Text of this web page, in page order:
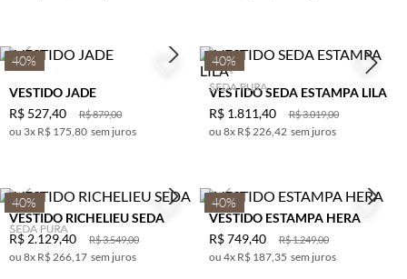
ROXO
UVA
VERDE
VERMELHO
BERINJELA
FERRUGEM
AZUL DENIN
40%
VESTIDO JADE
R$879,00
R$ 527,40
3x R$ 175,80 sem juros
40%
VESTIDO SEDA ESTAMPA LILA
R$3.019,00
R$ 1.811,40
8x R$ 226,42 sem juros
40%
VESTIDO RICHELIEU SEDA
R$3.549,00
R$ 2.129,40
8x R$ 266,17 sem juros
40%
VESTIDO ESTAMPA HERA
R$1.249,00
R$ 749,40
4x R$ 187,35 sem juros